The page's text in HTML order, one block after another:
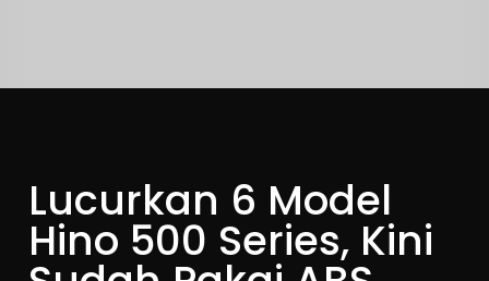
Lucurkan 6 Model
Hino 500 Series, Kini